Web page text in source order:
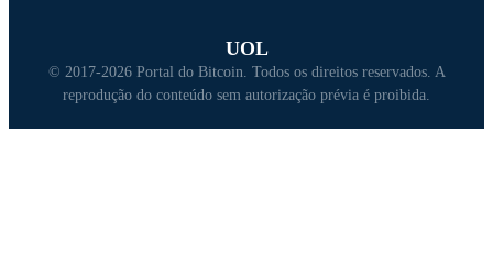
UOL
© 2017-2026 Portal do Bitcoin. Todos os direitos reservados. A
reprodução do conteúdo sem autorização prévia é proibida.